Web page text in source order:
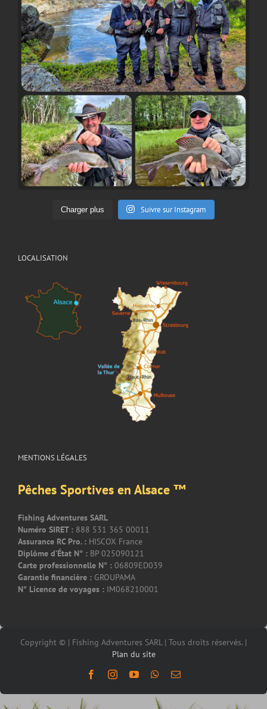
Charger plus Suivre sur Instagram
LOCALISATION
MENTIONS LÉGALES
Pêches Sportives en Alsace ™
Fishing Adventures SARL
Numéro SIRET : 888 531 365 00011
Assurance RC Pro. : HISCOX France
Diplôme d’État N° : BP 025090121
Carte professionnelle N° : 06809ED039
Garantie financière : GROUPAMA
N° Licence de voyages : IM068210001
Copyright © | Fishing Adventures SARL | Tous droits réservés. |
Plan du site
FacebookInstagramYouTubeWhatsApp
Email